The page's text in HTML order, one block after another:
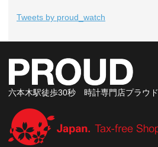
Tweets by proud_watch
六本木駅徒歩30秒 時計専門店プラウド